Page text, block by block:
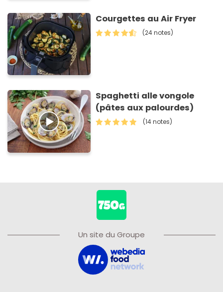
Courgettes au Air Fryer
(24 notes)
Spaghetti alle vongole
(pâtes aux palourdes)
(14 notes)
Un site du Groupe